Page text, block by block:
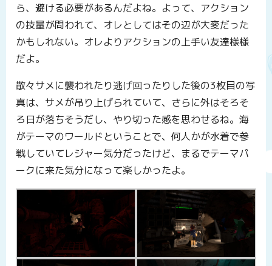
ら、避ける必要があるんだよね。よって、アクション
の技量が問われて、オレとしてはその辺が大変だった
かもしれない。オレよりアクションの上手い友達様様
だよ。
散々サメに襲われたり逃げ回ったりした後の3枚目の写
真は、サメが吊り上げられていて、さらに外はそろそ
ろ日が落ちそうだし、やり切った感を思わせるね。海
がテーマのワールドということで、何人かが水着で参
戦していてレジャー気分だったけど、まるでテーマパ
ークに来た気分になって楽しかったよ。